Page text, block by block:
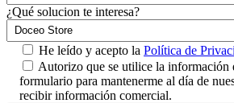
¿Qué solucion te interesa?
He leído y acepto la Política de
Autorizo que se utilice la información
formulario para mantenerme al día de
recibir información comercial.